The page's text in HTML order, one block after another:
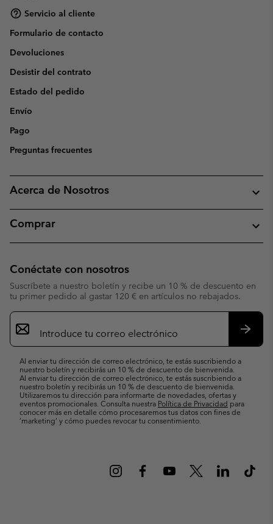
Servicio al cliente
Formulario de contacto
Devoluciones
Desistir del contrato
Estado del pedido
Envío
Pago
Preguntas frecuentes
Acerca de Nosotros
Comprar
Conéctate con nosotros
Suscríbete a nuestro boletín y recibe un 10 % de descuento en
tu primer pedido al gastar 120 € en artículos no rebajados.
Suscripción
de
correo
Al enviar tu dirección de correo electrónico, te estás suscribiendo a
nuestro boletín y recibirás un 10 % de descuento de bienvenida.
Al enviar tu dirección de correo electrónico, te estás suscribiendo a
nuestro boletín y recibirás un 10 % de descuento de bienvenida.
Utilizaremos tu dirección para informarte de novedades, ofertas y
eventos promocionales. Consulta nuestra Política de Privacidad para
conocer más en detalle cómo procesaremos tus datos con fines de
’marketing’ y cómo puedes revocar tu consentimiento.